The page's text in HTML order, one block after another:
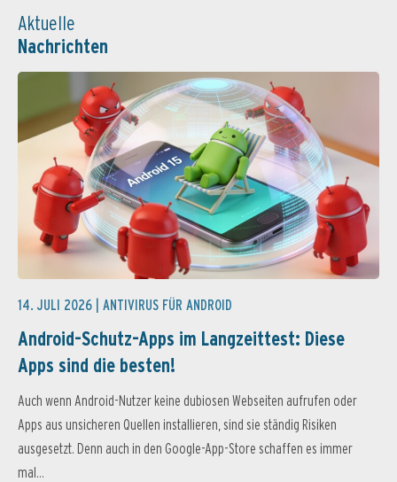
Aktuelle
Nachrichten
14. JULI 2026 | ANTIVIRUS FÜR ANDROID
Android-Schutz-Apps im Langzeittest: Diese
Apps sind die besten!
Auch wenn Android-Nutzer keine dubiosen Webseiten aufrufen oder
Apps aus unsicheren Quellen installieren, sind sie ständig Risiken
ausgesetzt. Denn auch in den Google-App-Store schaffen es immer
mal...